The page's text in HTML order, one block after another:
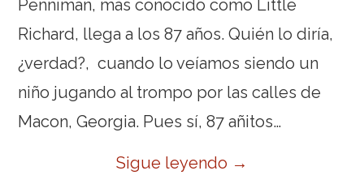
Penniman, más conocido como Little
Richard, llega a los 87 años. Quién lo diría,
¿verdad?, cuando lo veíamos siendo un
niño jugando al trompo por las calles de
Macon, Georgia. Pues sí, 87 añitos…
Sigue leyendo →